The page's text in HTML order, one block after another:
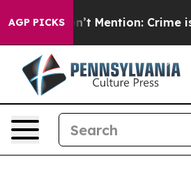
AGP PICKS
Won’t Mention: Crime is